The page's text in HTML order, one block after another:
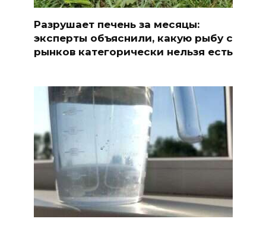
Разрушает печень за месяцы:
эксперты объяснили, какую рыбу с
рынков категорически нельзя есть